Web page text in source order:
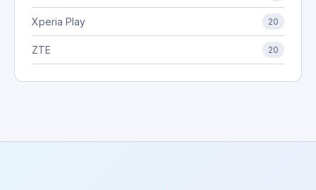
Xperia Play 20
ZTE 20